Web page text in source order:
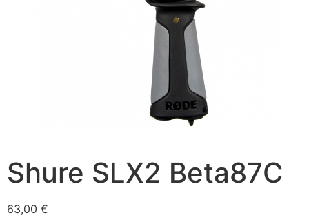
Shure SLX2 Beta87C
63,00 €